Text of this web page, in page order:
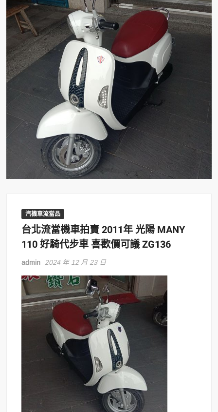
汽機車流當品
台北流當機車拍賣 2011年 光陽 MANY
110 好騎代步車 喜歡價可議 ZG136
admin 2024 年 12 月 23 日